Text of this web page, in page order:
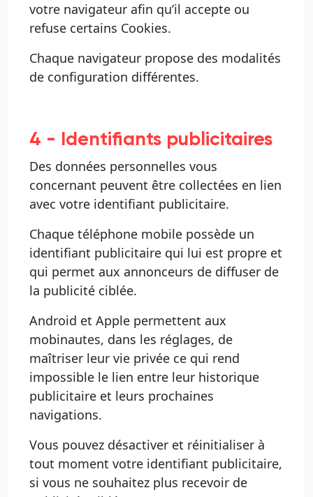
votre navigateur afin qu’il accepte ou
refuse certains Cookies.
Chaque navigateur propose des modalités
de configuration différentes.
4 - Identifiants publicitaires
Des données personnelles vous
concernant peuvent être collectées en lien
avec votre identifiant publicitaire.
Chaque téléphone mobile possède un
identifiant publicitaire qui lui est propre et
qui permet aux annonceurs de diffuser de
la publicité ciblée.
Android et Apple permettent aux
mobinautes, dans les réglages, de
maîtriser leur vie privée ce qui rend
impossible le lien entre leur historique
publicitaire et leurs prochaines
navigations.
Vous pouvez désactiver et réinitialiser à
tout moment votre identifiant publicitaire,
si vous ne souhaitez plus recevoir de